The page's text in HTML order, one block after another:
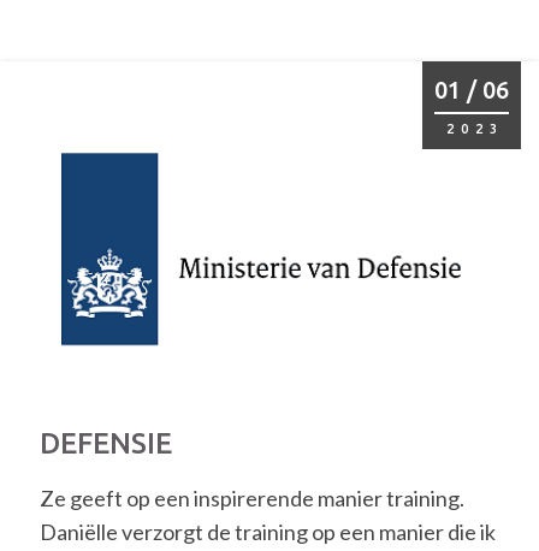
01 / 06
2023
DEFENSIE
Ze geeft op een inspirerende manier training.
Daniëlle verzorgt de training op een manier die ik